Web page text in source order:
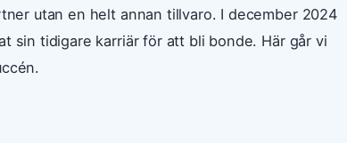
utan en helt annan tillvaro. I december 2024
sin tidigare karriär för att bli bonde. Här går vi